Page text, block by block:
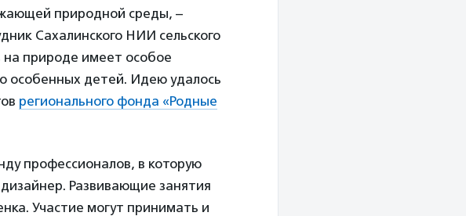
природной среды, –
Сахалинского НИИ сельского
природе имеет особое
особенных детей. Идею удалось
регионального фонда «Родные
профессионалов, в которую
Развивающие занятия
Участие могут принимать и